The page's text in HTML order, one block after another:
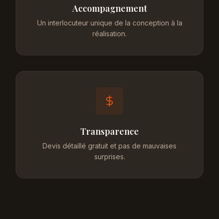
Accompagnement
Un interlocuteur unique de la conception à la
réalisation.
Transparence
Devis détaillé gratuit et pas de mauvaises
surprises.